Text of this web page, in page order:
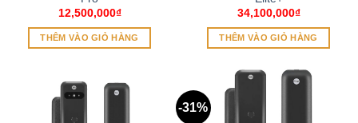
12,500,000₫
THÊM VÀO GIỎ HÀNG
34,100,000₫
THÊM VÀO GIỎ HÀNG
-31%